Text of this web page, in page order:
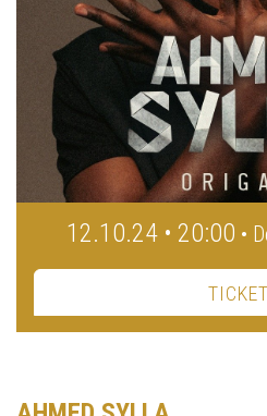
12.10.24 • 20:00 •